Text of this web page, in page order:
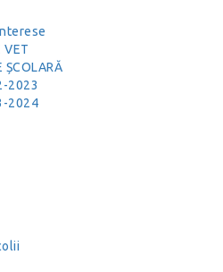
VET
ȘCOLARĂ
2023
2024